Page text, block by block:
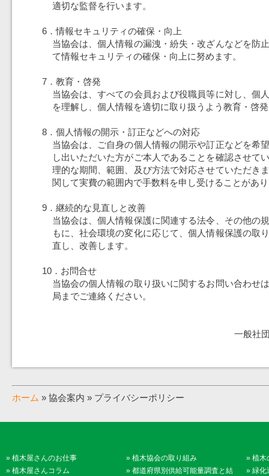
適切な監督を行います。
6．情報セキュリティの確保・向上
当協会は、個人情報の漏洩・紛失・改ざんなどを防
て情報セキュリティの確保・向上に努めます。
7．教育・啓発
当協会は、すべての会員および役職員等に対し、個
を理解し、個人情報を適切に取り扱うよう教育・啓
8．個人情報の開示・訂正などへの対応
当協会は、ご自身の個人情報の開示や訂正などを希
し出いただいた方がご本人であることを確認させて
理的な期間、範囲、及び方法で対応させていただき
関して実費の範囲内で手数料を申し受けることがあ
9．継続的な見直しと改善
当協会は、個人情報保護に関連する法令、その他の
もに、社会環境の変化に応じて、個人情報保護の取
直し、改善します。
10．お問合せ
当協会の個人情報の取り扱いに関するお問い合わせ
局までご連絡ください。
一般社
ホーム » 協会案内 » プライバシーポリシー
» 植木屋さんのお仕事
» 植木屋さんコラム
» 植木協会の取り組み
» 都道府県別供給可能量調査と結
» 植木
» 緑化